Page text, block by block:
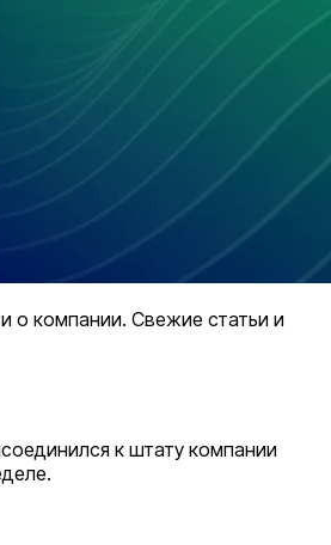
о компании. Свежие статьи и
к штату компании